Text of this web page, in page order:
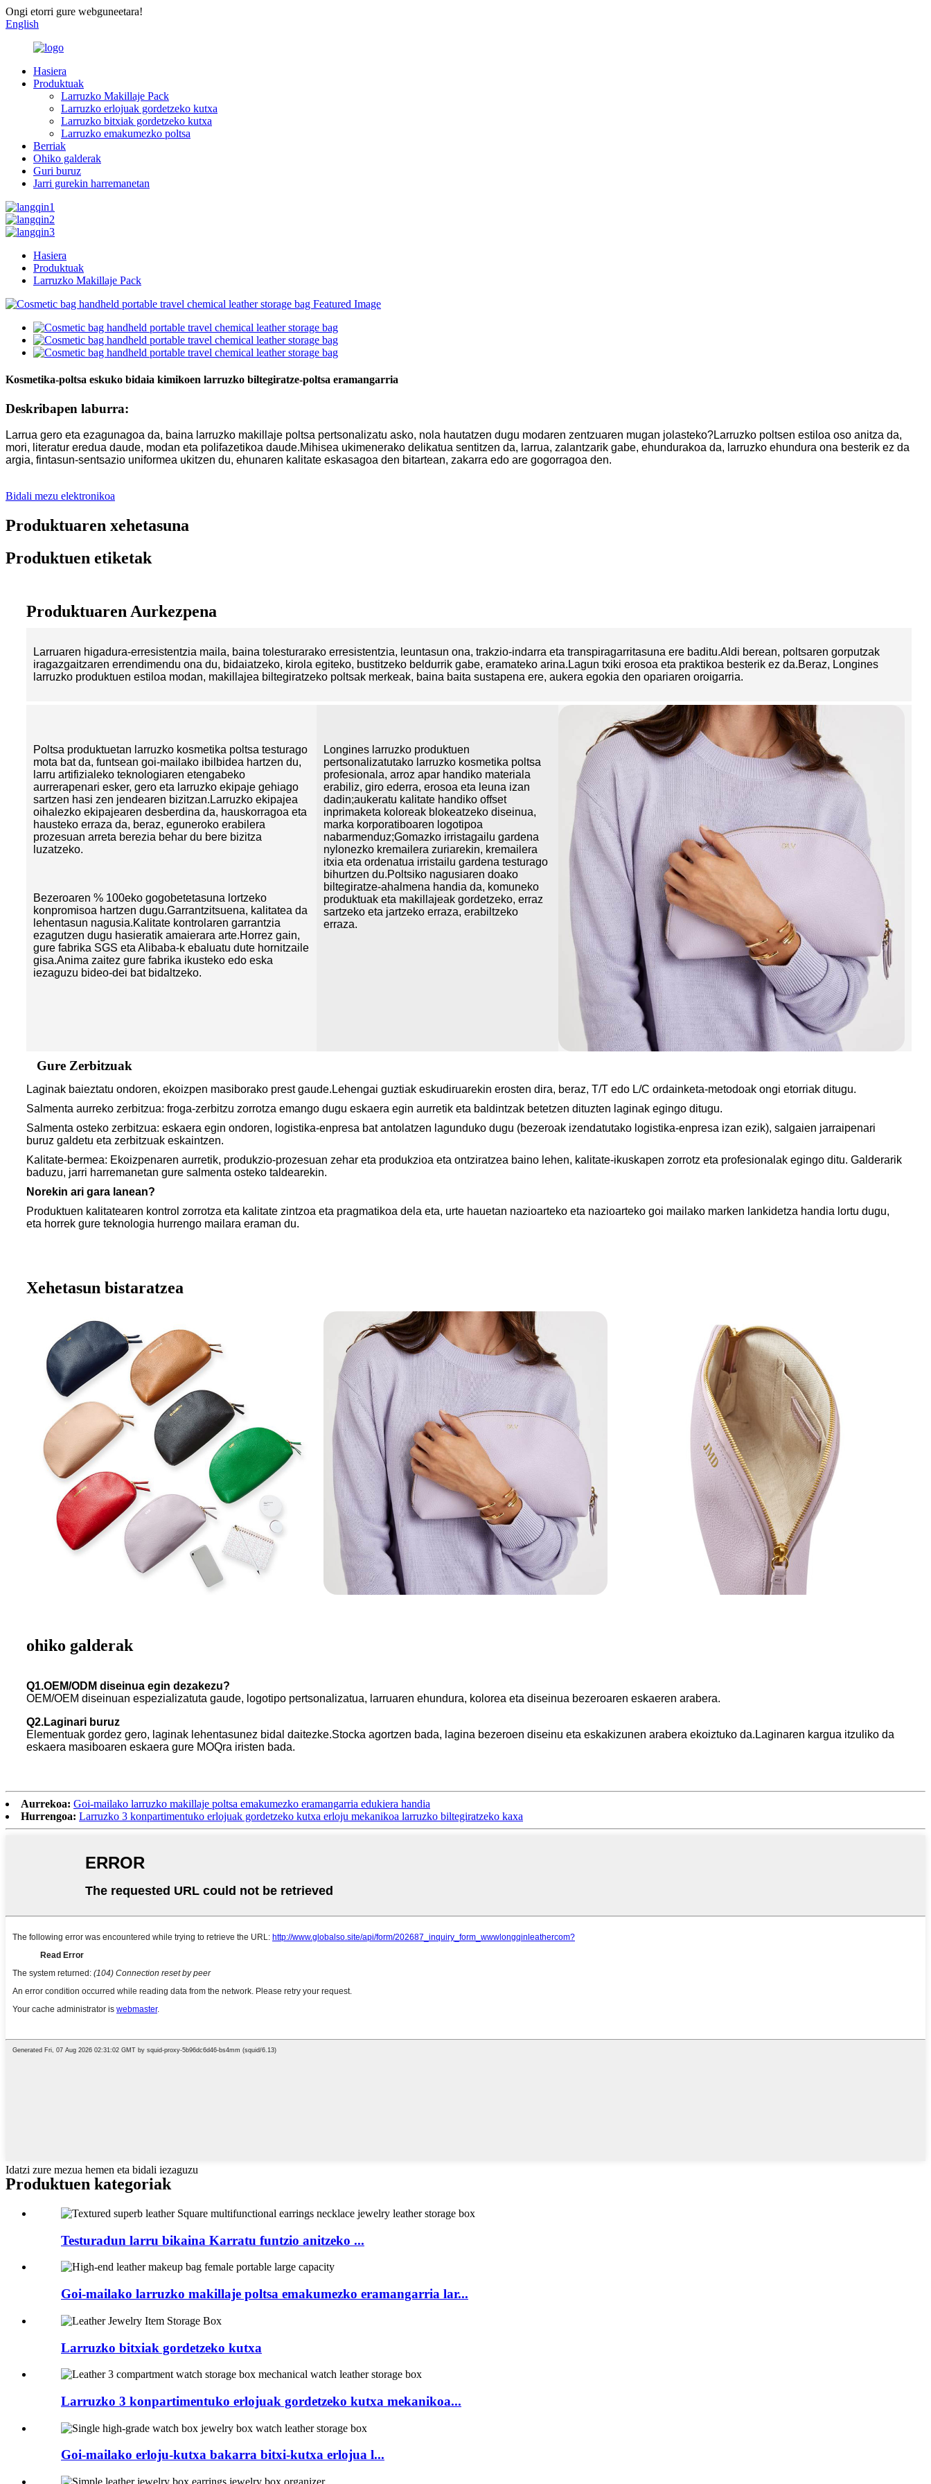
Ongi etorri gure webguneetara!
English
Hasiera
Produktuak
Larruzko Makillaje Pack
Larruzko erlojuak gordetzeko kutxa
Larruzko bitxiak gordetzeko kutxa
Larruzko emakumezko poltsa
Berriak
Ohiko galderak
Guri buruz
Jarri gurekin harremanetan
Hasiera
Produktuak
Larruzko Makillaje Pack
Kosmetika-poltsa eskuko bidaia kimikoen larruzko biltegiratze-poltsa eramangarria
Deskribapen laburra:
Larrua gero eta ezagunagoa da, baina larruzko makillaje poltsa pertsonalizatu asko, nola hautatzen dugu modaren zentzuaren mugan jolasteko?Larruzko poltsen estiloa oso anitza da,
mori, literatur eredua daude, modan eta polifazetikoa daude.Mihisea ukimenerako delikatua sentitzen da, larrua, zalantzarik gabe, ehundurakoa da, larruzko ehundura ona besterik ez da
argia, fintasun-sentsazio uniformea ​​ukitzen du, ehunaren kalitate eskasagoa den bitartean, zakarra edo are gogorragoa den.
Bidali mezu elektronikoa
Produktuaren xehetasuna
Produktuen etiketak
Produktuaren Aurkezpena
Larruaren higadura-erresistentzia maila, baina tolesturarako erresistentzia, leuntasun ona, trakzio-indarra eta transpiragarritasuna ere baditu.Aldi berean, poltsaren gorputzak
iragazgaitzaren errendimendu ona du, bidaiatzeko, kirola egiteko, bustitzeko beldurrik gabe, eramateko arina.Lagun txiki erosoa eta praktikoa besterik ez da.Beraz, Longines
larruzko produktuen estiloa modan, makillajea biltegiratzeko poltsak merkeak, baina baita sustapena ere, aukera egokia den opariaren oroigarria.
Poltsa produktuetan larruzko kosmetika poltsa testurago
mota bat da, funtsean goi-mailako ibilbidea hartzen du,
larru artifizialeko teknologiaren etengabeko
aurrerapenari esker, gero eta larruzko ekipaje gehiago
sartzen hasi zen jendearen bizitzan.Larruzko ekipajea
oihalezko ekipajearen desberdina da, hauskorragoa eta
hausteko erraza da, beraz, eguneroko erabilera
prozesuan arreta berezia behar du bere bizitza
luzatzeko.
Bezeroaren % 100eko gogobetetasuna lortzeko
konpromisoa hartzen dugu.Garrantzitsuena, kalitatea da
lehentasun nagusia.Kalitate kontrolaren garrantzia
ezagutzen dugu hasieratik amaierara arte.Horrez gain,
gure fabrika SGS eta Alibaba-k ebaluatu dute hornitzaile
gisa.Anima zaitez gure fabrika ikusteko edo eska
iezaguzu bideo-dei bat bidaltzeko.
Longines larruzko produktuen
pertsonalizatutako larruzko kosmetika poltsa
profesionala, arroz apar handiko materiala
erabiliz, giro ederra, erosoa eta leuna izan
dadin;aukeratu kalitate handiko offset
inprimaketa koloreak blokeatzeko diseinua,
marka korporatiboaren logotipoa
nabarmenduz;Gomazko irristagailu gardena
nylonezko kremailera zuriarekin, kremailera
itxia eta ordenatua irristailu gardena testurago
bihurtzen du.Poltsiko nagusiaren doako
biltegiratze-ahalmena handia da, komuneko
produktuak eta makillajeak gordetzeko, erraz
sartzeko eta jartzeko erraza, erabiltzeko
erraza.
Gure Zerbitzuak
Laginak baieztatu ondoren, ekoizpen masiborako prest gaude.Lehengai guztiak eskudiruarekin erosten dira, beraz, T/T edo L/C ordainketa-metodoak ongi etorriak ditugu.
Salmenta aurreko zerbitzua: froga-zerbitzu zorrotza emango dugu eskaera egin aurretik eta baldintzak betetzen dituzten laginak egingo ditugu.
Salmenta osteko zerbitzua: eskaera egin ondoren, logistika-enpresa bat antolatzen lagunduko dugu (bezeroak izendatutako logistika-enpresa izan ezik), salgaien jarraipenari
buruz galdetu eta zerbitzuak eskaintzen.
Kalitate-bermea: Ekoizpenaren aurretik, produkzio-prozesuan zehar eta produkzioa eta ontziratzea baino lehen, kalitate-ikuskapen zorrotz eta profesionalak egingo ditu. Galderarik
baduzu, jarri harremanetan gure salmenta osteko taldearekin.
Norekin ari gara lanean?
Produktuen kalitatearen kontrol zorrotza eta kalitate zintzoa eta pragmatikoa dela eta, urte hauetan nazioarteko eta nazioarteko goi mailako marken lankidetza handia lortu dugu,
eta horrek gure teknologia hurrengo mailara eraman du.
Xehetasun bistaratzea
ohiko galderak
Q1.OEM/ODM diseinua egin dezakezu?
OEM/OEM diseinuan espezializatuta gaude, logotipo pertsonalizatua, larruaren ehundura, kolorea eta diseinua bezeroaren eskaeren arabera.
Q2.Laginari buruz
Elementuak gordez gero, laginak lehentasunez bidal daitezke.Stocka agortzen bada, lagina bezeroen diseinu eta eskakizunen arabera ekoiztuko da.Laginaren kargua itzuliko da
eskaera masiboaren eskaera gure MOQra iristen bada.
Aurrekoa: Goi-mailako larruzko makillaje poltsa emakumezko eramangarria edukiera handia
Hurrengoa: Larruzko 3 konpartimentuko erlojuak gordetzeko kutxa erloju mekanikoa larruzko biltegiratzeko kaxa
Idatzi zure mezua hemen eta bidali iezaguzu
Produktuen kategoriak
Testuradun larru bikaina Karratu funtzio anitzeko ...
Goi-mailako larruzko makillaje poltsa emakumezko eramangarria lar...
Larruzko bitxiak gordetzeko kutxa
Larruzko 3 konpartimentuko erlojuak gordetzeko kutxa mekanikoa...
Goi-mailako erloju-kutxa bakarra bitxi-kutxa erlojua l...